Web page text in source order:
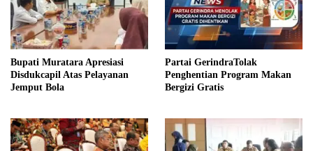
Bupati Muratara Apresiasi
Disdukcapil Atas Pelayanan
Jemput Bola
Partai GerindraTolak
Penghentian Program Makan
Bergizi Gratis